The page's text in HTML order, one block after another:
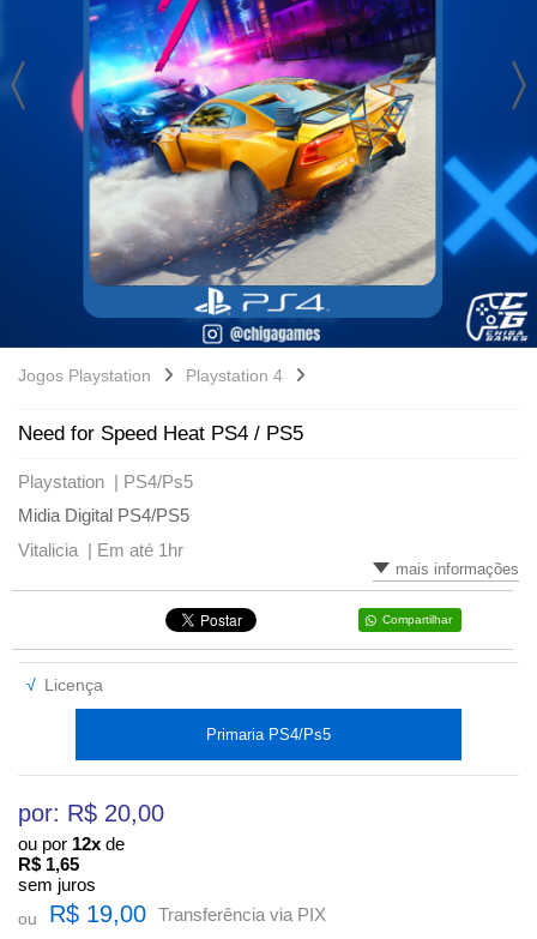
Jogos Playstation Playstation 4
Need for Speed Heat PS4 / PS5
Playstation | PS4/Ps5
Midia Digital PS4/PS5
Vitalicia | Em até 1hr
mais informações
Compartilhar
√ Licença
Primaria PS4/Ps5
por: R$ 20,00
ou por 12x de
R$ 1,65
sem juros
ou R$ 19,00 Transferência via PIX